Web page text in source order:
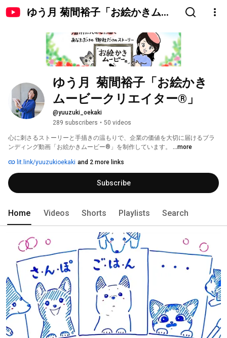
ゆう月 菊間裕子「お絵かきムー
ゆう月  菊間裕子「お絵かき
ムービークリエイター®」
@yuuzuki_oekaki
289 subscribers • 50 videos
心に刺さるストーリーと手描きの温もりで、企業の価値を大切に届けるブラ
ンディング動画「お絵かきムービー®」を制作しています。 ...more
lit.link/yuuzukioekaki and 2 more links
Subscribe
Home Videos Shorts Playlists Search